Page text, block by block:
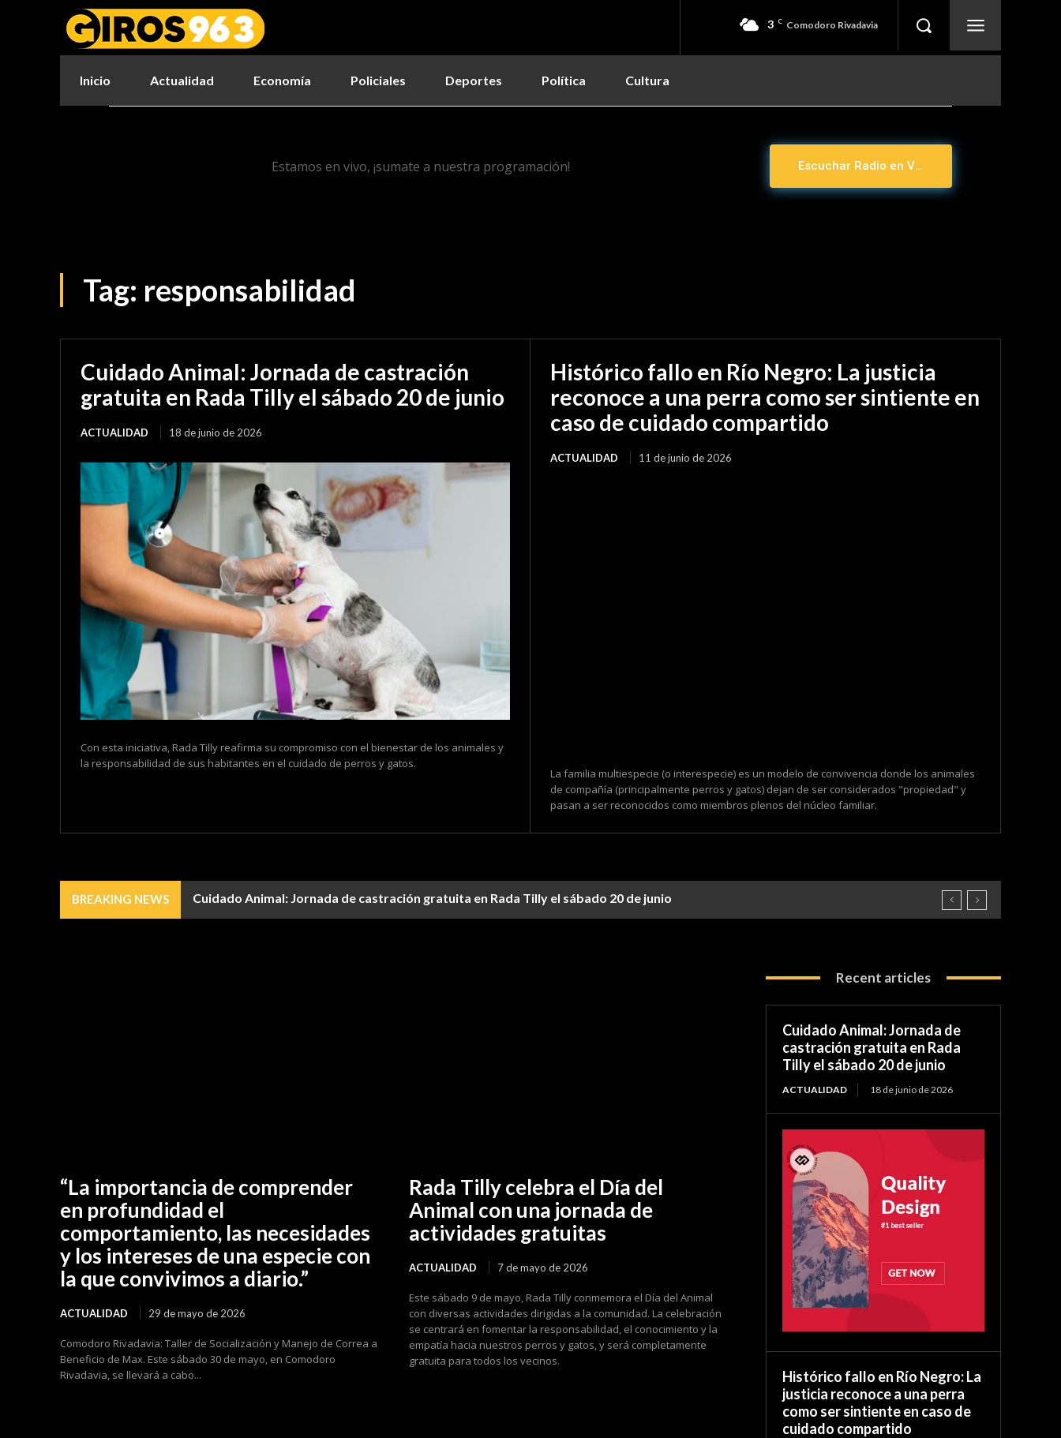
3 C Comodoro Rivadavia
Inicio Actualidad Economía Policiales Deportes Política Cultura
Estamos en vivo, ¡sumate a nuestra programación! Escuchar Radio en Vivo
Tag: responsabilidad
Cuidado Animal: Jornada de castración
gratuita en Rada Tilly el sábado 20 de junio
ACTUALIDAD 18 de junio de 2026
Con esta iniciativa, Rada Tilly reafirma su compromiso con el bienestar de los animales y
la responsabilidad de sus habitantes en el cuidado de perros y gatos.
Histórico fallo en Río Negro: La justicia
reconoce a una perra como ser sintiente en
caso de cuidado compartido
ACTUALIDAD 11 de junio de 2026
La familia multiespecie (o interespecie) es un modelo de convivencia donde los animales
de compañía (principalmente perros y gatos) dejan de ser considerados "propiedad" y
pasan a ser reconocidos como miembros plenos del núcleo familiar.
BREAKING NEWS Cuidado Animal: Jornada de castración gratuita en Rada Tilly el sábado 20 de junio
“La importancia de comprender
en profundidad el
comportamiento, las necesidades
y los intereses de una especie con
la que convivimos a diario.”
ACTUALIDAD 29 de mayo de 2026
Comodoro Rivadavia: Taller de Socialización y Manejo de Correa a
Beneficio de Max. Este sábado 30 de mayo, en Comodoro
Rivadavia, se llevará a cabo...
Rada Tilly celebra el Día del
Animal con una jornada de
actividades gratuitas
ACTUALIDAD 7 de mayo de 2026
Este sábado 9 de mayo, Rada Tilly conmemora el Día del Animal
con diversas actividades dirigidas a la comunidad. La celebración
se centrará en fomentar la responsabilidad, el conocimiento y la
empatía hacia nuestros perros y gatos, y será completamente
gratuita para todos los vecinos.
Recent articles
Cuidado Animal: Jornada de
castración gratuita en Rada
Tilly el sábado 20 de junio
ACTUALIDAD 18 de junio de 2026
Histórico fallo en Río Negro: La
justicia reconoce a una perra
como ser sintiente en caso de
cuidado compartido